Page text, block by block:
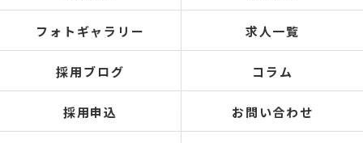
フォトギャラリー 求人一覧
採用ブログ コラム
採用申込 お問い合わせ